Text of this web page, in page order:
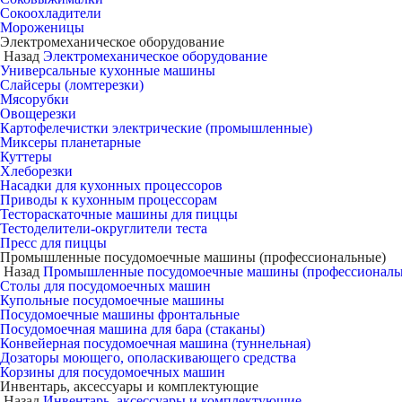
Сокоохладители
Мороженицы
Электромеханическое оборудование
Назад Электромеханическое оборудование
Универсальные кухонные машины
Слайсеры (ломтерезки)
Мясорубки
Овощерезки
Картофелечистки электрические (промышленные)
Миксеры планетарные
Куттеры
Хлеборезки
Насадки для кухонных процессоров
Приводы к кухонным процессорам
Тестораскаточные машины для пиццы
Тестоделители-округлители теста
Пресс для пиццы
Промышленные посудомоечные машины (профессиональные)
Назад Промышленные посудомоечные машины
Столы для посудомоечных машин
Купольные посудомоечные машины
Посудомоечные машины фронтальные
Посудомоечная машина для бара (стаканы)
Конвейерная посудомоечная машина (туннельная)
Дозаторы моющего, ополаскивающего средства
Корзины для посудомоечных машин
Инвентарь, аксессуары и комплектующие